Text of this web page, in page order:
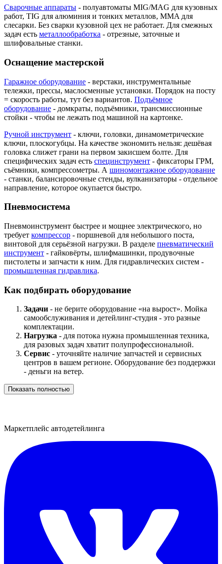
Сварочные аппараты - полуавтоматы MIG/MAG для кузовных
работ, TIG для алюминия и тонких металлов, MMA для
слесарки. Без сварки кузовной цех не работает. Для смежных
задач есть металлообработка - отрезные, заточные и
шлифовальные станки.
Оснащение мастерской
Гаражное оборудование - верстаки, инструментальные
тележки, прессы, маслосменные установки. Порядок на посту
= скорость работы, тут без вариантов. Подъёмное
оборудование - домкраты, подъёмники, трансмиссионные
стойки - чтобы не лежать под машиной на картонке.
Ручной инструмент - ключи, головки, динамометрические
ключи, плоскогубцы. На качестве экономить нельзя: дешёвая
головка слижет грани на первом закисшем болте. Для
специфических задач есть специнструмент - фиксаторы ГРМ,
съёмники, компрессометры. А шиномонтажное оборудование
- станки, балансировочные стенды, вулканизаторы - отдельное
направление, которое окупается быстро.
Пневмосистема
Пневмоинструмент быстрее и мощнее электрического, но
требует компрессор - поршневой для небольшого поста,
винтовой для серьёзной нагрузки. В разделе пневматический
инструмент - гайковёрты, шлифмашинки, продувочные
пистолеты и запчасти к ним. Для гидравлических систем -
промышленная гидравлика.
Как подбирать оборудование
Задачи - не берите оборудование «на вырост». Мойка
самообслуживания и детейлинг-студия - это разные
комплектации.
Нагрузка - для потока нужна промышленная техника,
для разовых задач хватит полупрофессиональной.
Сервис - уточняйте наличие запчастей и сервисных
центров в вашем регионе. Оборудование без поддержки
- деньги на ветер.
Показать полностью
Маркетплейс автодетейлинга